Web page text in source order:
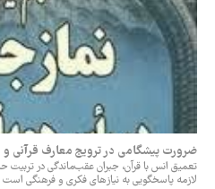
ضرورت پیشگامی در ترویج معارف قرآنی و
تعمیق انس با قرآن، جبران عقب‌ماندگی در
لازمه پاسخگویی به نیازهای فکری و فرهنگی است